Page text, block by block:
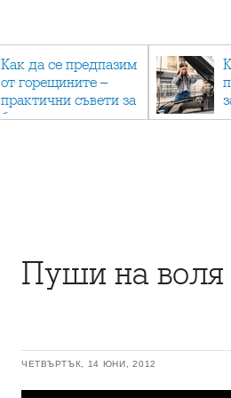
Как да се предпазим
от горещините –
практични съвети за
безопасно лято
Пуши на воля
ЧЕТВЪРТЪК, 14 ЮНИ, 2012